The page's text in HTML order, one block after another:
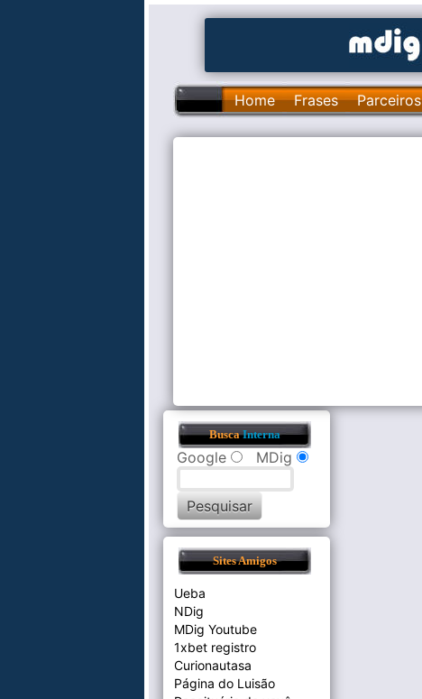
Home Frases Parceiros
BuscaInterna
Google MDig
Sites Amigos
Ueba
NDig
MDig Youtube
1xbet registro
Curionautasa
Página do Luisão